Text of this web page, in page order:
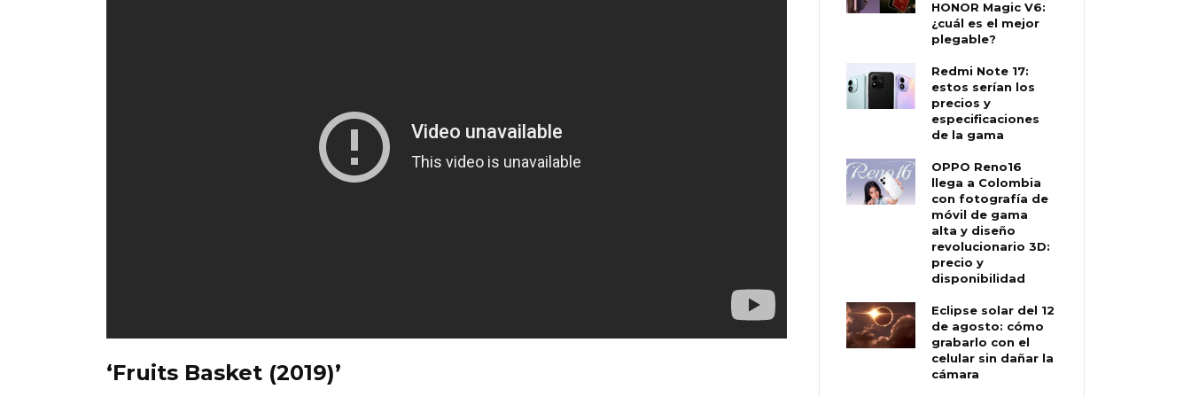
‘Fruits Basket (2019)’
HONOR Magic V6:
¿cuál es el mejor
plegable?
Redmi Note 17:
estos serían los
precios y
especificaciones
de la gama
OPPO Reno16
llega a Colombia
con fotografía de
móvil de gama
alta y diseño
revolucionario 3D:
precio y
disponibilidad
Eclipse solar del 12
de agosto: cómo
grabarlo con el
celular sin dañar la
cámara